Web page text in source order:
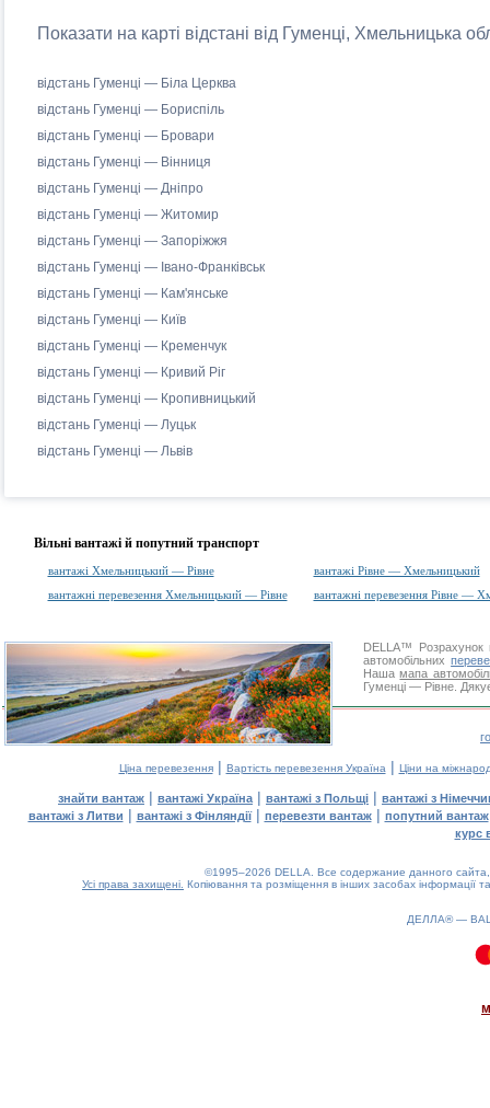
Показати на карті відстані від Гуменці, Хмельницька
відстань Гуменці — Біла Церква
відстань Гуменці — Бориспіль
відстань Гуменці — Бровари
відстань Гуменці — Вінниця
відстань Гуменці — Дніпро
відстань Гуменці — Житомир
відстань Гуменці — Запоріжжя
відстань Гуменці — Івано-Франківськ
відстань Гуменці — Кам'янське
відстань Гуменці — Київ
відстань Гуменці — Кременчук
відстань Гуменці — Кривий Ріг
відстань Гуменці — Кропивницький
відстань Гуменці — Луцьк
відстань Гуменці — Львів
Вільні вантажі й попутний транспорт
вантажі Хмельницький — Рівне
вантажі Рівне — Хмельницький
вантажні перевезення Хмельницький — Рівне
вантажні перевезення Рівне —
DELLA™
Розрахунок
автомобільних
Нашамапа
Гуменці — Рівне.
Ціна перевезення| Вартість перевезення Україна | Ціни на
знайти вантаж | вантажі Україна | вантажі з Польщі | вантажі з
вантажі з Литви | вантажі з Фінляндії| перевезти вантаж| попутний вантаж
курс
©1995–2026 DELLA. Все содержание данного
Усі права захищені. Копіювання та розміщення в інших засобах інформації
ДЕЛЛА® —